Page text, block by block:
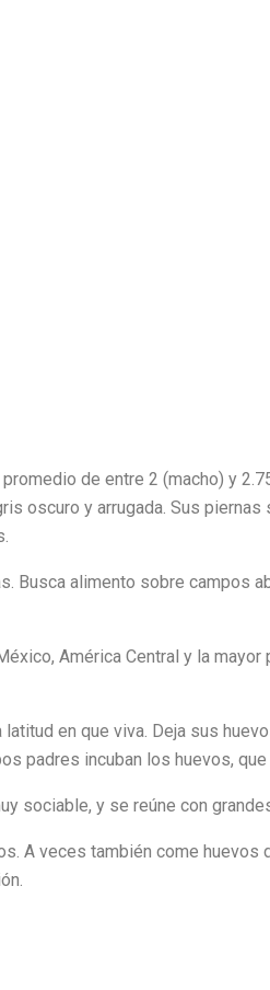
de entre 2 (macho) y
oscuro y arrugada. Sus
Busca alimento sobre campos
América Central y la mayor
en que viva. Deja sus
padres incuban los huevos,
sociable, y se reúne con
A veces también come huevos